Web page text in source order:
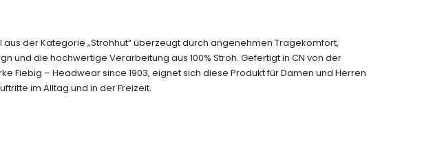
aus der Kategorie „Strohhut“ überzeugt durch angenehmen Tragekomfort,
und die hochwertige Verarbeitung aus 100% Stroh. Gefertigt in CN von der
Fiebig – Headwear since 1903, eignet sich diese Produkt für Damen und Herren
im Alltag und in der Freizeit.